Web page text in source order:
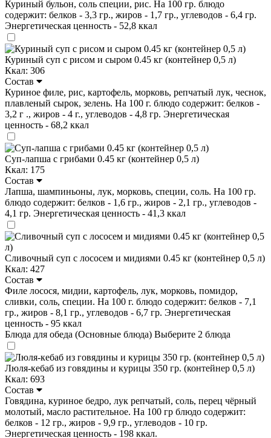
Куриный бульон, соль специи, рис. На 100 гр. блюдо
содержит: белков - 3,3 гр., жиров - 1,7 гр., углеводов - 6,4 гр.
Энергетическая ценность - 52,8 ккал
Куриный суп с рисом и сыром 0.45 кг (контейнер 0,5 л)
Ккал: 306
Состав
Куриное филе, рис, картофель, морковь, репчатый лук, чеснок,
плавленый сырок, зелень. На 100 г. блюдо содержит: белков -
3,2 г ., жиров - 4 г., углеводов - 4,8 гр. Энергетическая
ценность - 68,2 ккал
Суп-лапша с грибами 0.45 кг (контейнер 0,5 л)
Ккал: 175
Состав
Лапша, шампиньоны, лук, морковь, специи, соль. На 100 гр.
блюдо содержит: белков - 1,6 гр., жиров - 2,1 гр., углеводов -
4,1 гр. Энергетическая ценность - 41,3 ккал
Сливочный суп с лососем и мидиями 0.45 кг (контейнер 0,5 л)
Ккал: 427
Состав
Филе лосося, мидии, картофель, лук, морковь, помидор,
сливки, соль, специи. На 100 г. блюдо содержит: белков - 7,1
гр., жиров - 8,1 гр., углеводов - 6,7 гр. Энергетическая
ценность - 95 ккал
Блюда для обеда (Основные блюда) Выберите 2 блюда
Люля-кебаб из говядины и курицы 350 гр. (контейнер 0,5 л)
Ккал: 693
Состав
Говядина, куриное бедро, лук репчатый, соль, перец чёрный
молотый, масло растительное. На 100 гр блюдо содержит:
белков - 12 гр., жиров - 9,9 гр., углеводов - 10 гр.
Энергетическая ценность - 198 ккал.